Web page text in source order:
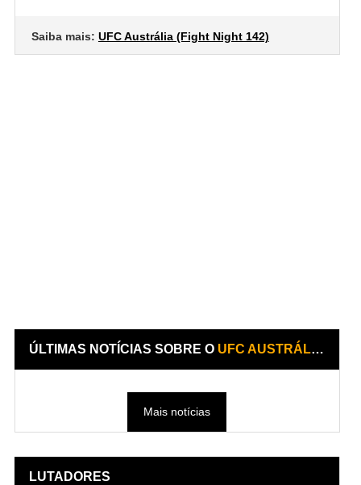
Saiba mais: UFC Austrália (Fight Night 142)
ÚLTIMAS NOTÍCIAS SOBRE O UFC AUSTRÁLIA (FIGHT NIGHT 142)
Mais notícias
LUTADORES